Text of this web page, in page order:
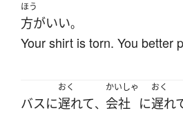
ほう
方がいい。
Your shirt is torn. You better
バスに
おく
遅れて、
かいしゃ
会社 に
おく
遅れ